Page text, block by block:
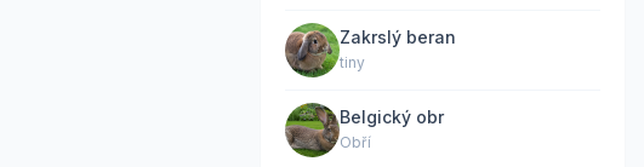
Zakrslý beran
tiny
Belgický obr
Obří